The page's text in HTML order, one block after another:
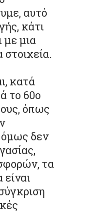
αυτό
κάτι
με μια
κατά
το 60ο
όπως
όμως δεν
τα